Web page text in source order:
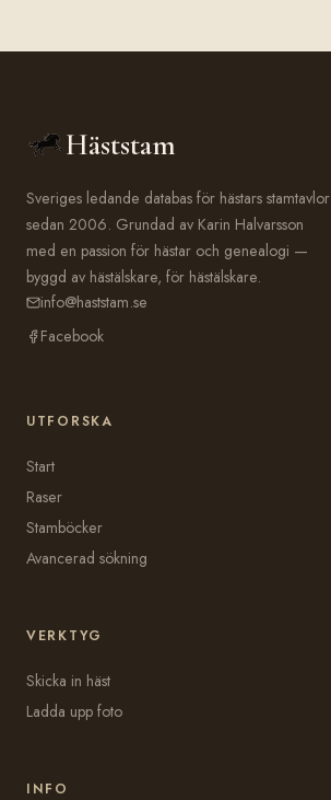
Häststam
Sveriges ledande databas för hästars stamtavlor
sedan 2006. Grundad av Karin Halvarsson
med en passion för hästar och genealogi —
byggd av hästälskare, för hästälskare.
info@haststam.se
Facebook
UTFORSKA
Start
Raser
Stamböcker
Avancerad sökning
VERKTYG
Skicka in häst
Ladda upp foto
INFO